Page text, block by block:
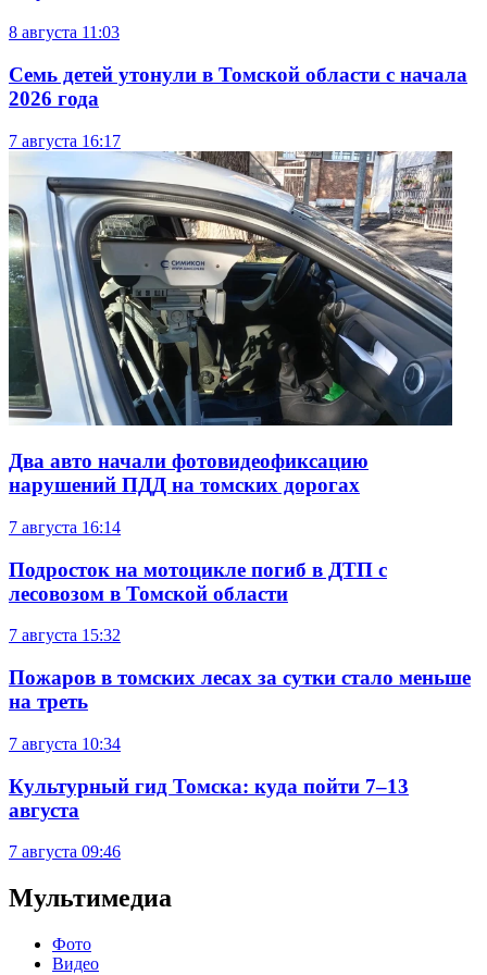
8 августа 11:03
Семь детей утонули в Томской области с начала
2026 года
7 августа 16:17
Два авто начали фотовидеофиксацию
нарушений ПДД на томских дорогах
7 августа 16:14
Подросток на мотоцикле погиб в ДТП с
лесовозом в Томской области
7 августа 15:32
Пожаров в томских лесах за сутки стало меньше
на треть
7 августа 10:34
Культурный гид Томска: куда пойти 7–13
августа
7 августа 09:46
Мультимедиа
Фото
Видео